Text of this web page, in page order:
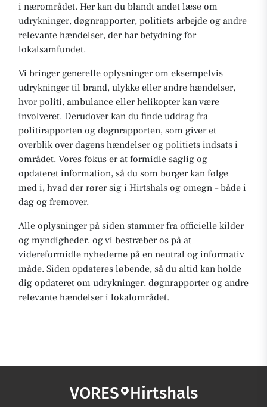
i nærområdet. Her kan du blandt andet læse om
udrykninger, døgnrapporter, politiets arbejde og andre
relevante hændelser, der har betydning for
lokalsamfundet.
Vi bringer generelle oplysninger om eksempelvis
udrykninger til brand, ulykke eller andre hændelser,
hvor politi, ambulance eller helikopter kan være
involveret. Derudover kan du finde uddrag fra
politirapporten og døgnrapporten, som giver et
overblik over dagens hændelser og politiets indsats i
området. Vores fokus er at formidle saglig og
opdateret information, så du som borger kan følge
med i, hvad der rører sig i Hirtshals og omegn – både i
dag og fremover.
Alle oplysninger på siden stammer fra officielle kilder
og myndigheder, og vi bestræber os på at
videreformidle nyhederne på en neutral og informativ
måde. Siden opdateres løbende, så du altid kan holde
dig opdateret om udrykninger, døgnrapporter og andre
relevante hændelser i lokalområdet.
VORES Hirtshals